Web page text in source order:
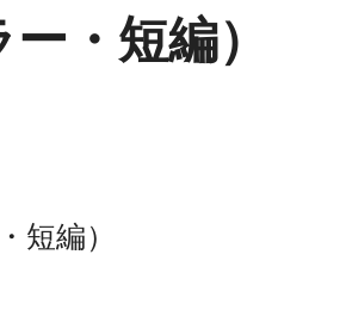
・短編）
短編）